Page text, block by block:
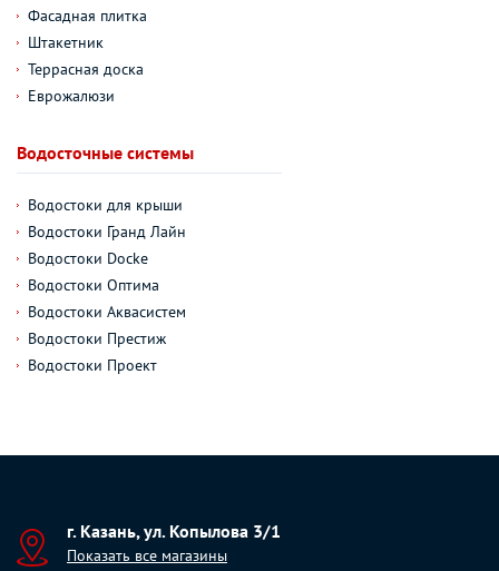
Фасадная плитка
Штакетник
Террасная доска
Еврожалюзи
Водосточные системы
Водостоки для крыши
Водостоки Гранд Лайн
Водостоки Docke
Водостоки Оптима
Водостоки Аквасистем
Водостоки Престиж
Водостоки Проект
г. Казань, ул. Копылова 3/1
Показать все магазины